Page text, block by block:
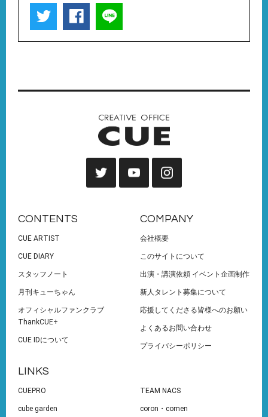
CONTENTS
CUE ARTIST
CUE DIARY
スタッフノート
月刊キューちゃん
オフィシャルファンクラブ
ThankCUE+
CUE IDについて
COMPANY
会社概要
このサイトについて
出演・講演依頼 イベント企画制作
新人タレント募集について
応援してくださる皆様へのお願い
よくあるお問い合わせ
プライバシーポリシー
LINKS
CUEPRO TEAM NACS
cube garden coron・comen